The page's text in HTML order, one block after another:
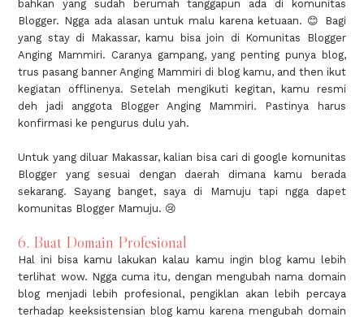
bahkan yang sudah berumah tanggapun ada di komunitas
Blogger. Ngga ada alasan untuk malu karena ketuaan. 😊 Bagi
yang stay di Makassar, kamu bisa join di Komunitas Blogger
Anging Mammiri. Caranya gampang, yang penting punya blog,
trus pasang banner Anging Mammiri di blog kamu, and then ikut
kegiatan offlinenya. Setelah mengikuti kegitan, kamu resmi
deh jadi anggota Blogger Anging Mammiri. Pastinya harus
konfirmasi ke pengurus dulu yah.
Untuk yang diluar Makassar, kalian bisa cari di google komunitas
Blogger yang sesuai dengan daerah dimana kamu berada
sekarang. Sayang banget, saya di Mamuju tapi ngga dapet
komunitas Blogger Mamuju. 😢
6. Buat Domain Profesional
Hal ini bisa kamu lakukan kalau kamu ingin blog kamu lebih
terlihat wow. Ngga cuma itu, dengan mengubah nama domain
blog menjadi lebih profesional, pengiklan akan lebih percaya
terhadap keeksistensian blog kamu karena mengubah domain